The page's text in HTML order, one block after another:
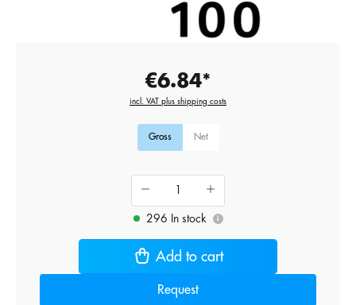
€6.84*
incl. VAT plus shipping costs
Gross Net
296 In stock i
Add to cart
Request